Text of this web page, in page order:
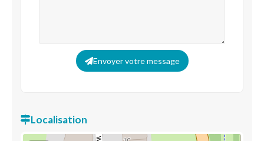
Envoyer votre message
Localisation